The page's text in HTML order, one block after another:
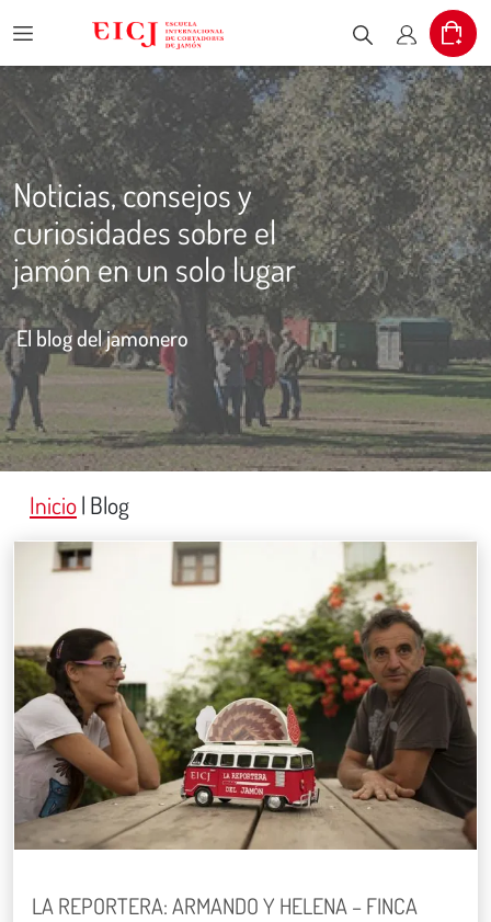
Menu
Escribe el
Mi
Cart
Noticias, consejos y
curiosidades sobre el
jamón en un solo lugar
El blog del jamonero
Inicio| Blog
LA REPORTERA: ARMANDO Y HELENA – FINCA